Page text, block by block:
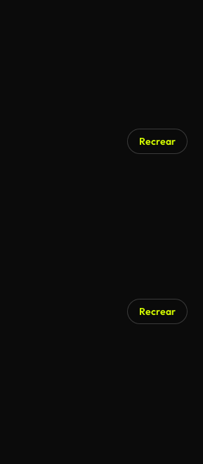
Recrear
Recrear